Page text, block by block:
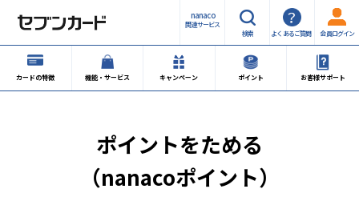
nanaco
関連サービス
検索
よくあるご質問 会員ログイン
カードの特徴 機能・サービス キャンペーン ポイント お客様サポート
ポイントをためる
（nanacoポイント）